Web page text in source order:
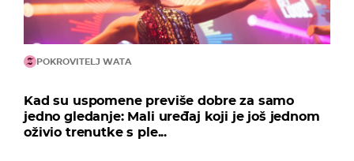
POKROVITELJ WATA
Kad su uspomene previše dobre za samo
jedno gledanje: Mali uređaj koji je još jednom
oživio trenutke s ple...